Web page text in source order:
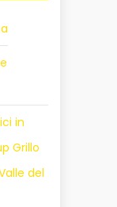
in
Grillo
del